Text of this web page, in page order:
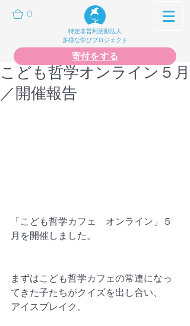
0
特定非営利活動法人
多様な学びプロジェクト
寄付をする
こども哲学オンライン５月
／開催報告
「こども哲学カフェ　オンライン」５
月を開催しました。
まずはこども哲学カフェの常連になっ
てきた子たちがクイズを出し合い、
アイスブレイク。